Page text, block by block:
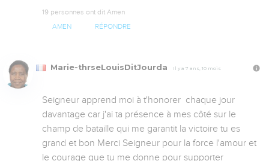
19 personnes ont dit Amen
AMEN RÉPONDRE
Marie-thrseLouisDitJourda Il y a 7 ans, 10 mois
Seigneur apprend moi à t'honorer  chaque jour
davantage car j'ai ta présence à mes côté sur le
champ de bataille qui me garantit la victoire tu es
grand et bon Merci Seigneur pour la force l'amour et
le courage que tu me donne pour supporter